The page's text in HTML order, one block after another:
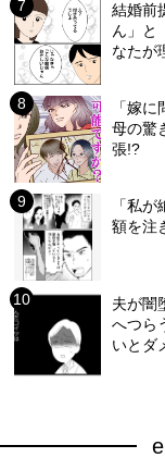
結婚前
ん」と
なたが
「嫁
母の驚
張!?
「私
額を注
夫が闇
へつら
いとダ